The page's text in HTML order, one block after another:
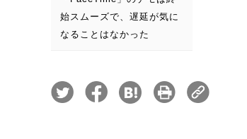
始スムーズで、遅延が気に
なることはなかった